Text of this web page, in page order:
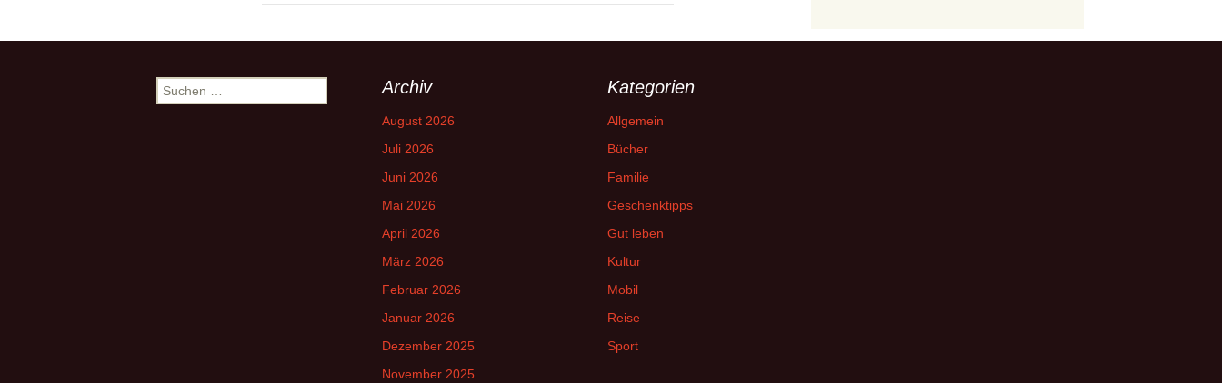
Suchen
nach:
Archiv
August 2026
Juli 2026
Juni 2026
Mai 2026
April 2026
März 2026
Februar 2026
Januar 2026
Dezember 2025
November 2025
Kategorien
Allgemein
Bücher
Familie
Geschenktipps
Gut leben
Kultur
Mobil
Reise
Sport